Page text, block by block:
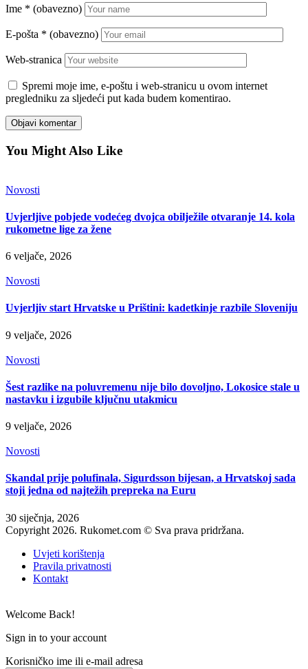
Ime * (obavezno)
E-pošta * (obavezno)
Web-stranica
Spremi moje ime, e-poštu i web-stranicu u ovom internet
pregledniku za sljedeći put kada budem komentirao.
You Might Also Like
Novosti
Uvjerljive pobjede vodećeg dvojca obilježile otvaranje 14. kola
rukometne lige za žene
6 veljače, 2026
Novosti
Uvjerljiv start Hrvatske u Prištini: kadetkinje razbile Sloveniju
9 veljače, 2026
Novosti
Šest razlike na poluvremenu nije bilo dovoljno, Lokosice stale u
nastavku i izgubile ključnu utakmicu
9 veljače, 2026
Novosti
Skandal prije polufinala, Sigurdsson bijesan, a Hrvatskoj sada
stoji jedna od najtežih prepreka na Euru
30 siječnja, 2026
Copyright 2026. Rukomet.com © Sva prava pridržana.
Uvjeti korištenja
Pravila privatnosti
Kontakt
Welcome Back!
Sign in to your account
Korisničko ime ili e-mail adresa